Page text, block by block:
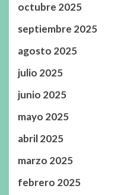
octubre 2025
septiembre 2025
agosto 2025
julio 2025
junio 2025
mayo 2025
abril 2025
marzo 2025
febrero 2025